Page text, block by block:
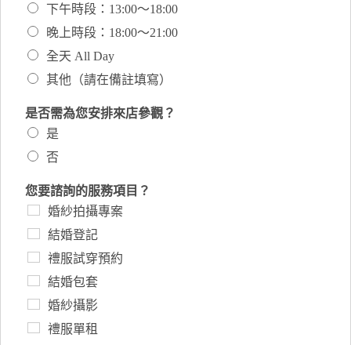
下午時段：13:00～18:00
晚上時段：18:00～21:00
全天 All Day
其他（請在備註填寫）
是否需為您安排來店參觀？
是
否
您要諮詢的服務項目？
婚紗拍攝專案
結婚登記
禮服試穿預約
結婚包套
婚紗攝影
禮服單租